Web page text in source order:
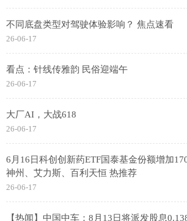
不同底盘类型对驾驶体验影响？ 焦点速看
26-06-17
看点：针线传雅韵 民俗迎端午
26-06-17
大厂AI，大战618
26-06-17
6月16日科创创新药ETF国泰基金份额增加
神州、艾力斯、百利天恒 热推荐
26-06-17
【热闻】中国中车：8月13日将派发股息